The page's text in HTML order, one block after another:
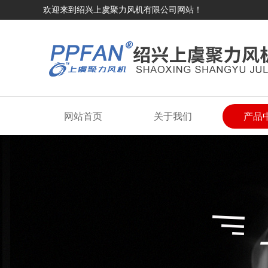
欢迎来到绍兴上虞聚力风机有限公司网站！
网站首页 关于我们 产品